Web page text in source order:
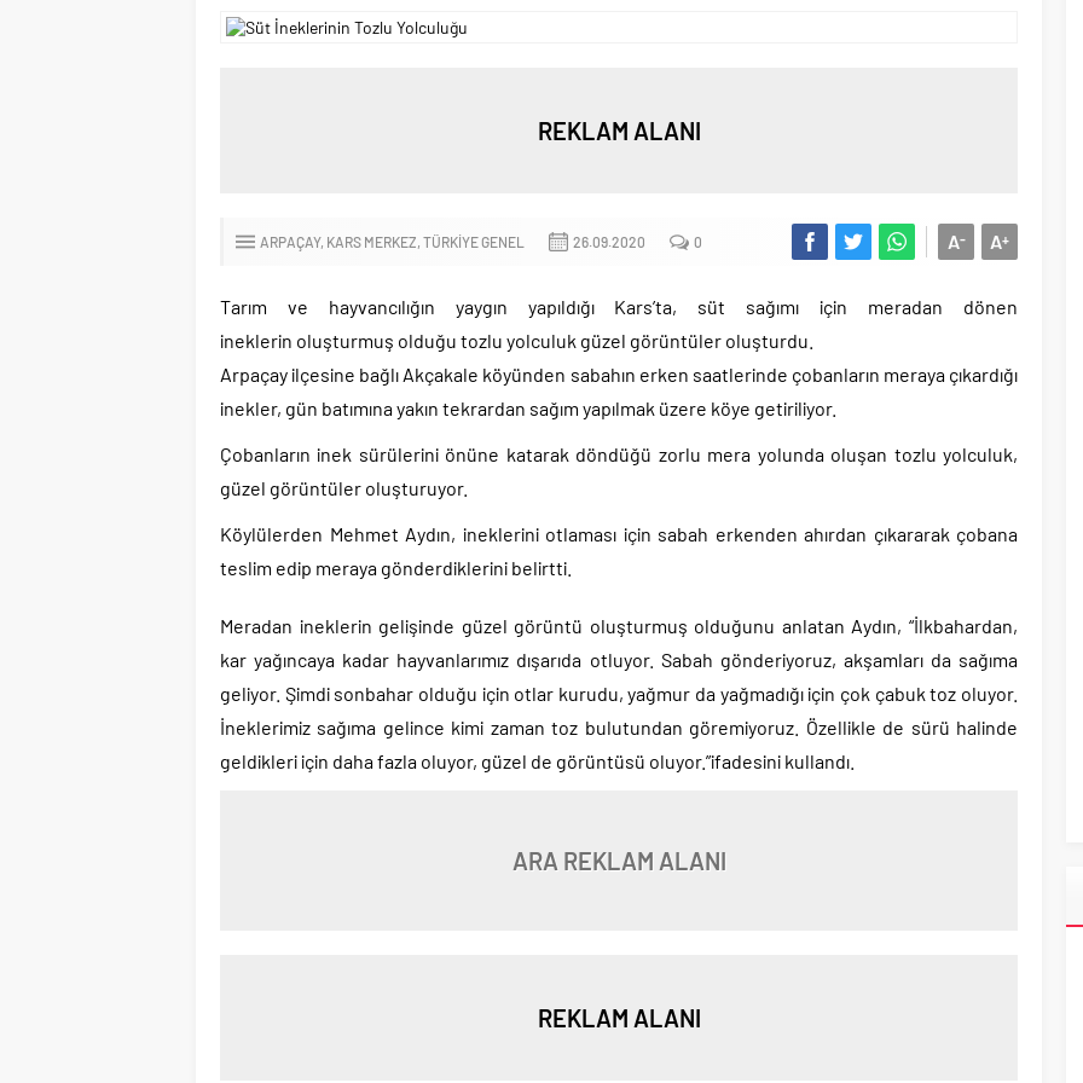
REKLAM ALANI
ARPAÇAY KARS MERKEZ TÜRKIYE GENEL 26.09.2020 0 A+
A-
Tarım ve hayvancılığın yaygın yapıldığı Kars’ta, süt sağımı için meradan dönen
ineklerin oluşturmuş olduğu tozlu yolculuk güzel görüntüler oluşturdu.
Arpaçay ilçesine bağlı Akçakale köyünden sabahın erken saatlerinde çobanların meraya çıkardığı
inekler, gün batımına yakın tekrardan sağım yapılmak üzere köye getiriliyor.
Çobanların inek sürülerini önüne katarak döndüğü zorlu mera yolunda oluşan tozlu yolculuk,
güzel görüntüler oluşturuyor.
Köylülerden Mehmet Aydın, ineklerini otlaması için sabah erkenden ahırdan çıkararak çobana
teslim edip meraya gönderdiklerini belirtti.
Meradan ineklerin gelişinde güzel görüntü oluşturmuş olduğunu anlatan Aydın, “İlkbahardan,
kar yağıncaya kadar hayvanlarımız dışarıda otluyor. Sabah gönderiyoruz, akşamları da sağıma
geliyor. Şimdi sonbahar olduğu için otlar kurudu, yağmur da yağmadığı için çok çabuk toz oluyor.
İneklerimiz sağıma gelince kimi zaman toz bulutundan göremiyoruz. Özellikle de sürü halinde
geldikleri için daha fazla oluyor, güzel de görüntüsü oluyor.”ifadesini kullandı.
ARA REKLAM ALANI
REKLAM ALANI